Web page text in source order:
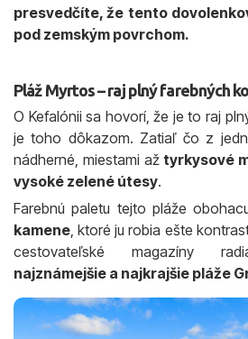
presvedčíte, že tento
pod zemským povrchom.
Pláž Myrtos – raj plný farebných
O Kefalónii sa hovorí, že je to raj
je toho dôkazom. Zatiaľ čo z
nádherné, miestami ažtyrkysové
vysoké zelené útesy.
Farebnú paletu tejto pláže
kamene, ktoré ju robia ešte
cestovateľské magazíny
najznámejšie a najkrajšie pláže